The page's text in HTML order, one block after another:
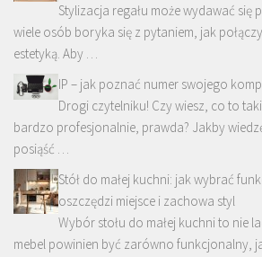
Stylizacja regału może wydawać się
wiele osób boryka się z pytaniem, jak
estetyką. Aby …
IP – jak poznać numer swojego
Drogi czytelniku! Czy wiesz, co to
bardzo profesjonalnie, prawda? Jakby
posiąść …
Stół do małej kuchni: jak wybrać
oszczędzi miejsce i zachowa styl
Wybór stołu do małej kuchni to nie
mebel powinien być zarówno funkcjonalny,